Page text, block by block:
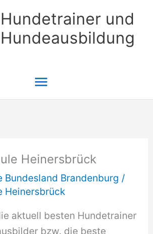
Hundetrainer und
Hundeausbildung
Hauptmenü
Heinersbrück
Bundesland Brandenburg /
Heinersbrück
aktuell besten Hundetrainer
bzw. die beste